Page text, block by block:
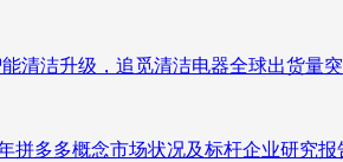
清洁升级，追觅清洁电器全球出货量
拼多多概念市场状况及标杆企业研究报